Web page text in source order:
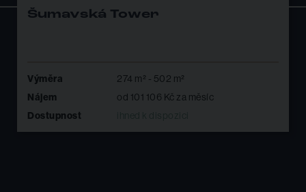
Areál Hády
Výměra
Nájem
Dostupnost